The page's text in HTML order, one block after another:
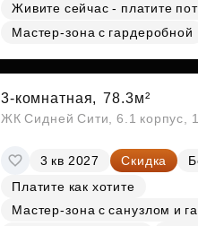
Живите сейчас - платите
Мастер-зона с гардеробной
3-комнатная, 78.3м²
ЖК Сидней Сити, 6.1 корпус,
3 кв 2027 Скидка
Платите как хотите
Мастер-зона с санузлом и